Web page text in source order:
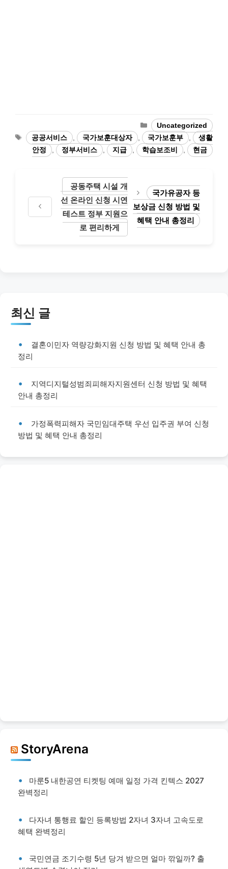
Categories
Uncategorized
Tags공공서비스 국가보훈대상자 국가보훈부
생활
안정
정부서비스 지급 학습보조비 현금
공동주택 시설 개
선 온라인 신청 시연
테스트 정부 지원으
로 편리하게
국가유공자 등
보상금 신청 방법 및
혜택 안내 총정리
최신 글
결혼이민자 역량강화지원 신청 방법 및 혜택 안내 총
정리
지역디지털성범죄피해자지원센터 신청 방법 및 혜택
안내 총정리
가정폭력피해자 국민임대주택 우선 입주권 부여 신청
방법 및 혜택 안내 총정리
StoryArena
마룬5 내한공연 티켓팅 예매 일정 가격 킨텍스 2027
완벽정리
다자녀 통행료 할인 등록방법 2자녀 3자녀 고속도로
혜택 완벽정리
국민연금 조기수령 5년 당겨 받으면 얼마 깎일까? 출